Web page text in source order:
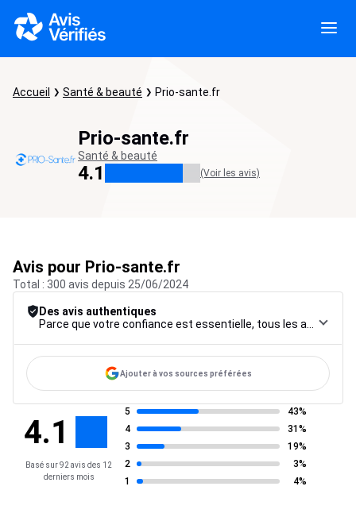
Accueil Santé & beauté Prio-sante.fr
Prio-sante.fr
Santé & beauté
4.1 (Voir les avis)
Avis pour Prio-sante.fr
Total : 300 avis depuis 25/06/2024
Des avis authentiques
Ajouter à vos sources préférées
4.1
Basé sur 92 avis des 12
derniers mois
5
43%
4
31%
3
19%
2
3%
1
4%